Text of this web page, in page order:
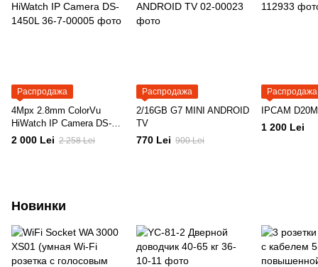
Распродажа
4Mpx 2.8mm ColorVu
HiWatch IP Camera DS-
1450L
2 000 Lei 2 258 Lei
Распродажа
2/16GB G7 MINI ANDROID
TV
770 Lei 900 Lei
Распродажа
IPCAM
1 200 Lei
Новинки